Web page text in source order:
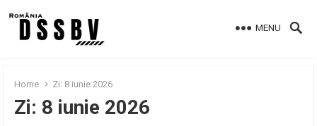
MENU
Home Zi: 8 iunie 2026
Zi: 8 iunie 2026